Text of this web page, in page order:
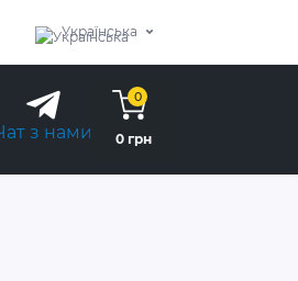
Українська
з нами
0
0 грн